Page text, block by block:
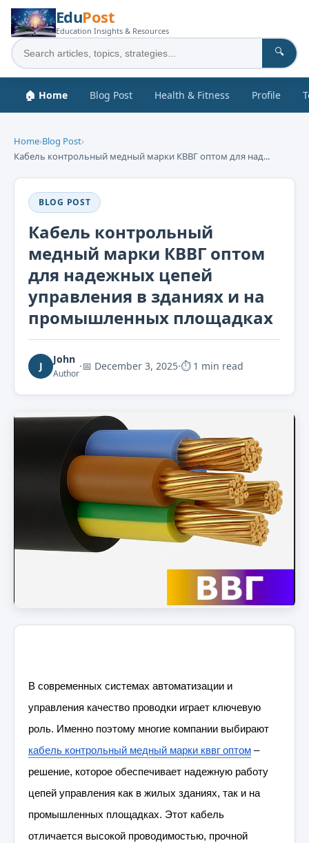
EduPost
Education Insights & Resources
🔍
🏠 Home Blog Post Health & Fitness Profile
Home›Blog Post›
Кабель контрольный медный марки КВВГ оптом для над...
BLOG POST
Кабель контрольный
медный марки КВВГ оптом
для надежных цепей
управления в зданиях и на
промышленных площадках
J
John
Author
·📅 December 3, 2025·⏱ 1 min read
В современных системах автоматизации и
управления качество проводки играет ключевую
роль. Именно поэтому многие компании выбирают
кабель контрольный медный марки кввг оптом –
решение, которое обеспечивает надежную работу
цепей управления как в жилых зданиях, так и на
промышленных площадках. Этот кабель
отличается высокой проводимостью, прочной